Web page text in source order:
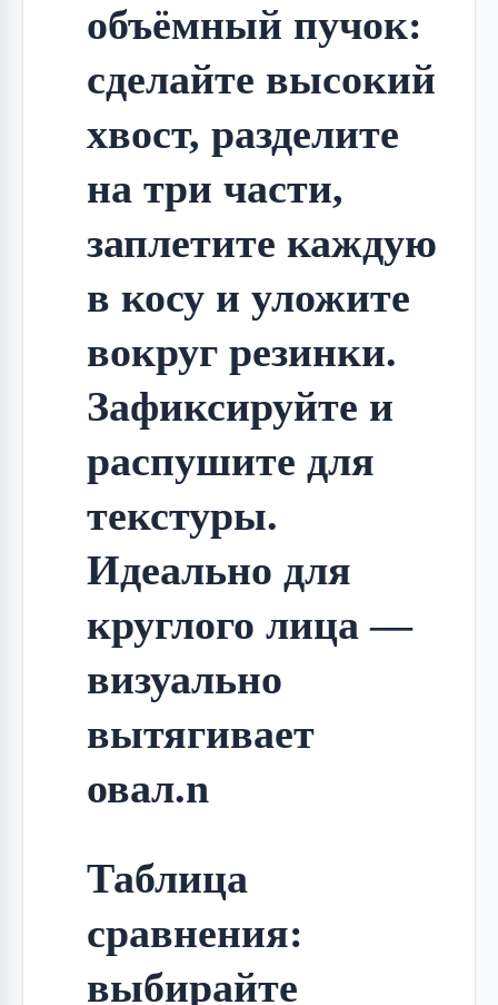
объёмный пучок:
сделайте высокий
хвост, разделите
на три части,
заплетите каждую
в косу и уложите
вокруг резинки.
Зафиксируйте и
распушите для
текстуры.
Идеально для
круглого лица —
визуально
вытягивает
овал.n
Таблица
сравнения:
выбирайте